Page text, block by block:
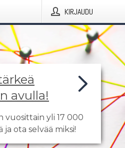
KIRJAUDU
avulla!
yli 17 000
ota selvää miksi!